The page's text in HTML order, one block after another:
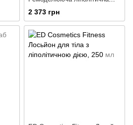
сироватка-бустер
2 373 грн